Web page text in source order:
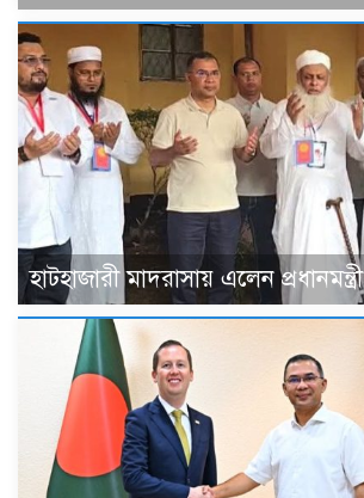
হাটহাজারী মাদরাসায় এলেন প্রধানমন্ত্রী